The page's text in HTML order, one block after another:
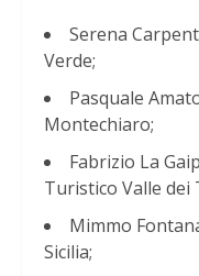
Serena
Verde;
Pasquale
Montechiaro;
Fabrizio La
Turistico Valle dei
Mimmo
Sicilia;